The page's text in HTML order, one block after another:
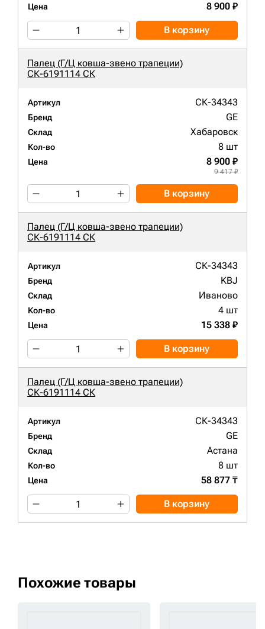
Цена 8 900 ₽
В корзину
Палец (Г/Ц ковша-звено трапеции)
СК-6191114 СК
Артикул СК-34343
Бренд GE
Склад Хабаровск
Кол-во 8 шт
Цена 8 900 ₽
9 417 ₽
В корзину
Палец (Г/Ц ковша-звено трапеции)
СК-6191114 СК
Артикул СК-34343
Бренд KBJ
Склад Иваново
Кол-во 4 шт
Цена 15 338 ₽
В корзину
Палец (Г/Ц ковша-звено трапеции)
СК-6191114 СК
Артикул СК-34343
Бренд GE
Склад Астана
Кол-во 8 шт
Цена 58 877 ₸
В корзину
Похожие товары